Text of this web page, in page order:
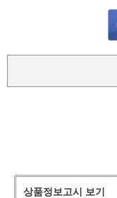
상품정보고시 보기